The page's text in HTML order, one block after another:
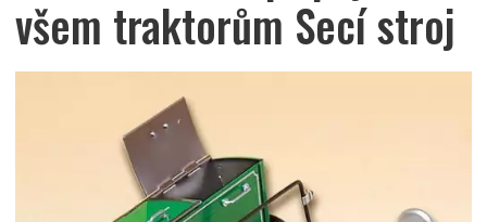
všem traktorům Secí stroj